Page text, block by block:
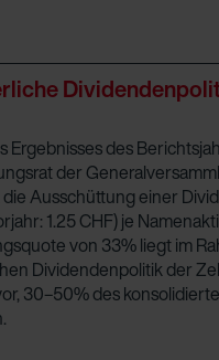
Ergebnisses des
der
die Ausschüttung einer
1.25 CHF) je
von 33% liegt im
Dividendenpolitik der
30–50% des